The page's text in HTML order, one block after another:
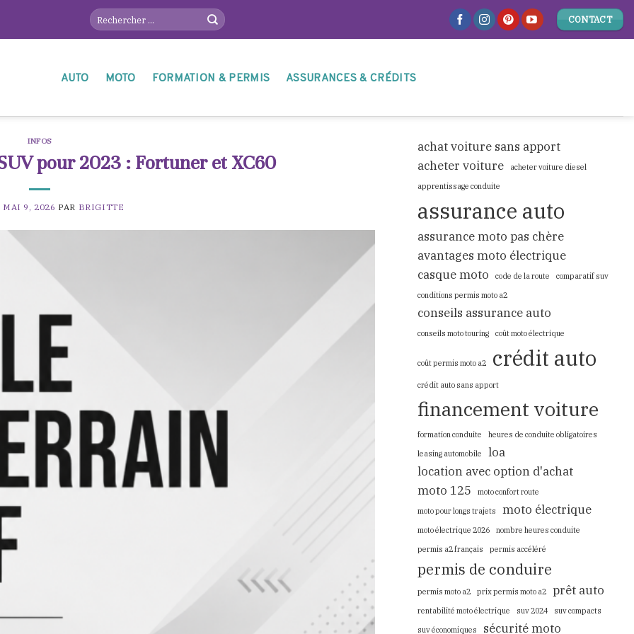
CONTACT
AUTO MOTO FORMATION & PERMIS ASSURANCES & CRÉDITS
INFOS
pour 2023 : Fortuner et XC60
MAI 9, 2026 PAR BRIGITTE
achat voiture sans apport
acheter voiture
acheter voiture diesel
apprentissage conduite
assurance auto
assurance moto pas chère
avantages moto électrique
casque moto
code de la route
comparatif suv
conditions permis moto a2
conseils assurance auto
conseils moto touring coût moto électrique
coût permis moto a2 crédit auto
crédit auto sans apport
financement voiture
formation conduite
heures de conduite obligatoires
leasing automobile
loa
location avec option d'achat
moto 125
moto confort route
moto pour longs trajets
moto électrique
moto électrique 2026
nombre heures conduite
permis a2 français
permis accéléré
permis de conduire
permis moto a2 prix permis moto a2 prêt auto
rentabilité moto électrique suv 2024
suv compacts
suv économiques
sécurité moto